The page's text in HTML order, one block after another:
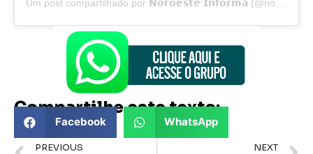
Compartilhe este texto:
Facebook WhatsApp
PREVIOUS NEXT